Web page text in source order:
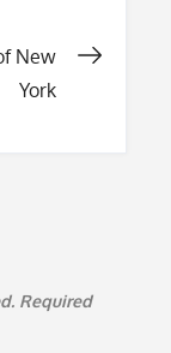
New
York
Required